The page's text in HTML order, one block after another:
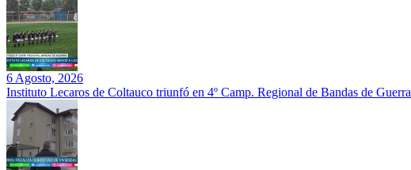
6 Agosto, 2026
Instituto Lecaros de Coltauco triunfó en 4º Camp. Regional de Bandas de Guerra